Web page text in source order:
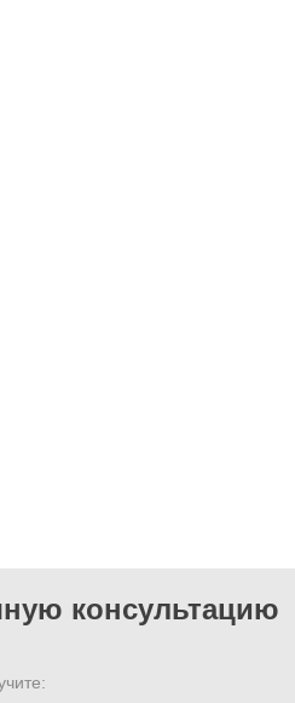
консультацию